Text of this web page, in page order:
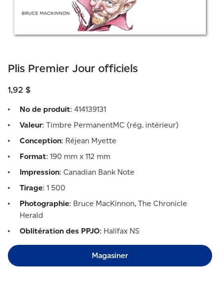
Plis Premier Jour officiels
1,92 $
No de produit: 414139131
Valeur: Timbre PermanentMC (rég. intérieur)
Conception: Réjean Myette
Format: 190 mm x 112 mm
Impression: Canadian Bank Note
Tirage: 1 500
Photographie: Bruce MacKinnon, The Chronicle
Herald
Oblitération des PPJO: Halifax NS
Magasiner